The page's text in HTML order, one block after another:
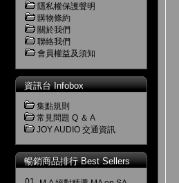
隱私權保護聲明
購物條約
關於我們
聯絡我們
會員權益及須知
資訊台 Infobox
集點規則
常見問題 Q ＆ A
JOY AUDIO 交通資訊
暢銷商品排行 Best Sellers